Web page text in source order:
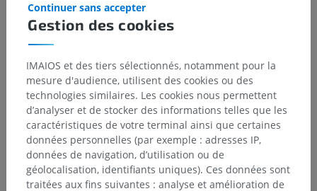
Hiérarchie anatomique
Anatomie humaine 2
Corps humain> Systèmes intégrants>
Gestion des cookies
Continuer sans accepter
IMAIOS et des tiers sélectionnés, notamment pour la
mesure d'audience, utilisent des cookies ou des
technologies similaires. Les cookies nous permettent
d’analyser et de stocker des informations telles que les
caractéristiques de votre terminal ainsi que certaines
données personnelles (par exemple : adresses IP,
données de navigation, d’utilisation ou de
géolocalisation, identifiants uniques). Ces données sont
traitées aux fins suivantes : analyse et amélioration de